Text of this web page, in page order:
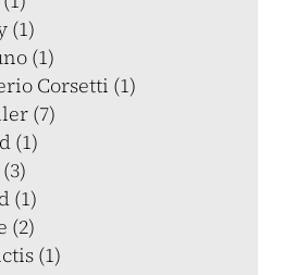
(1)
(1)
Corsetti (1)
(7)
(1)
(1)
(2)
(1)